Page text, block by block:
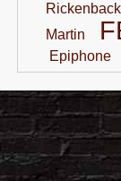
Martin
Epiphone